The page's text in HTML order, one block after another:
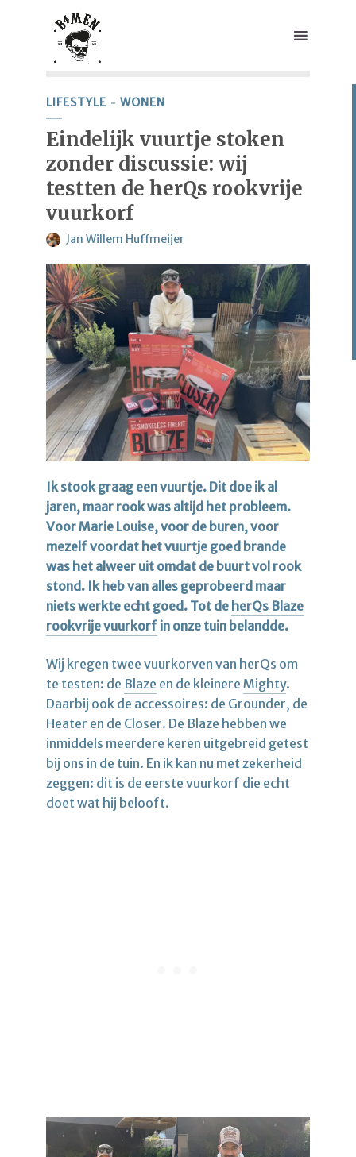
LIFESTYLE WONEN
Eindelijk vuurtje stoken
zonder discussie: wij
testten de herQs rookvrije
vuurkorf
Jan Willem Huffmeijer
Ik stook graag een vuurtje. Dit doe ik al
jaren, maar rook was altijd het probleem.
Voor Marie Louise, voor de buren, voor
mezelf voordat het vuurtje goed brande
was het alweer uit omdat de buurt vol rook
stond. Ik heb van alles geprobeerd maar
niets werkte echt goed. Tot de herQs Blaze
rookvrije vuurkorf in onze tuin belandde.
Wij kregen twee vuurkorven van herQs om
te testen: de Blaze en de kleinere Mighty.
Daarbij ook de accessoires: de Grounder, de
Heater en de Closer. De Blaze hebben we
inmiddels meerdere keren uitgebreid getest
bij ons in de tuin. En ik kan nu met zekerheid
zeggen: dit is de eerste vuurkorf die echt
doet wat hij belooft.